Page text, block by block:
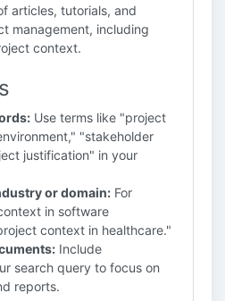
articles, tutorials, and
management, including
context.
Use terms like "project
"stakeholder
justification" in your
or domain: For
in software
context in healthcare."
Include
search query to focus on
reports.